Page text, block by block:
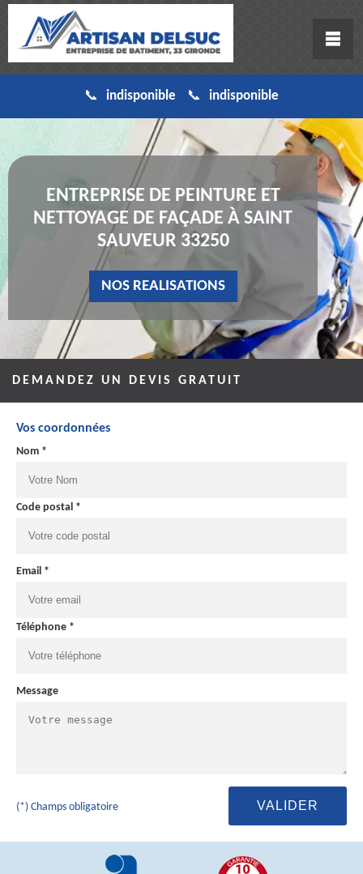
indisponible indisponible
ENTREPRISE DE PEINTURE ET
NETTOYAGE DE FAÇADE À SAINT
SAUVEUR 33250
NOS REALISATIONS
DEMANDEZ UN DEVIS GRATUIT
Vos coordonnées
Nom *
Code postal *
Email *
Téléphone *
Message
(*) Champs obligatoire